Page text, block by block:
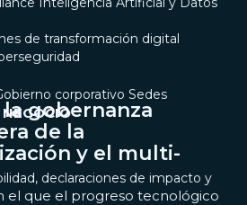
de transformación digital
corporativo Sedes
declaraciones de impacto y
gobernanza
de la
y el multi-
el que el progreso tecnológico